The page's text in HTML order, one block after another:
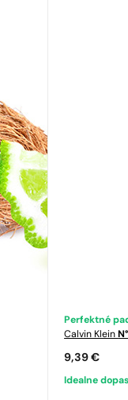
Perfektné
Calvin Klein
9,39€
Idealne